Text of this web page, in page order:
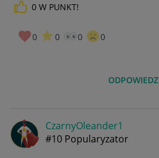
0 W PUNKT!
0 0 0 0
ODPOWIEDZ
CzarnyOleander1
#10 Popularyzator